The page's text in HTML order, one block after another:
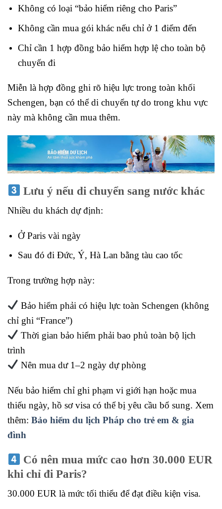
Không có loại “bảo hiểm riêng cho Paris”
Không cần mua gói khác nếu chỉ ở 1 điểm đến
Chỉ cần 1 hợp đồng bảo hiểm hợp lệ cho toàn bộ
chuyến đi
Miễn là hợp đồng ghi rõ hiệu lực trong toàn khối
Schengen, bạn có thể di chuyển tự do trong khu vực
này mà không cần mua thêm.
Lưu ý nếu di chuyển sang nước khác
Nhiều du khách dự định:
Ở Paris vài ngày
Sau đó đi Đức, Ý, Hà Lan bằng tàu cao tốc
Trong trường hợp này:
Bảo hiểm phải có hiệu lực toàn Schengen (không
chỉ ghi “France”)
Thời gian bảo hiểm phải bao phủ toàn bộ lịch
trình
Nên mua dư 1–2 ngày dự phòng
Nếu bảo hiểm chỉ ghi phạm vi giới hạn hoặc mua
thiếu ngày, hồ sơ visa có thể bị yêu cầu bổ sung. Xem
thêm: Bảo hiểm du lịch Pháp cho trẻ em & gia
đình
Có nên mua mức cao hơn 30.000 EUR
khi chỉ đi Paris?
30.000 EUR là mức tối thiểu để đạt điều kiện visa.